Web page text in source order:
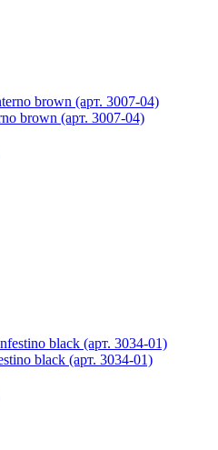
brown (арт. 3007-04)
black (арт. 3034-01)